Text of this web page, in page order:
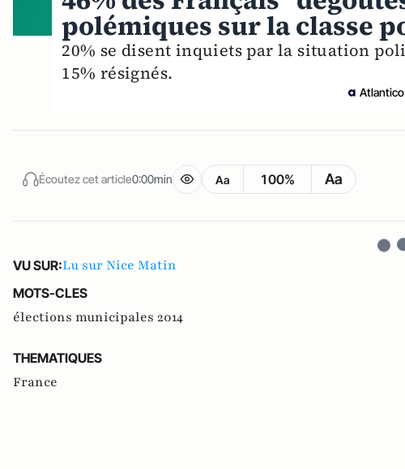
polémiques sur la classe
20% se disent inquiets par la situation
15% résignés.
Écoutez cet article0:00min Aa 100% Aa
VU SUR:Lu sur Nice Matin
MOTS-CLES
élections municipales 2014
THEMATIQUES
France